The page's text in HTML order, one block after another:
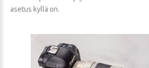
asetus kyllä on.